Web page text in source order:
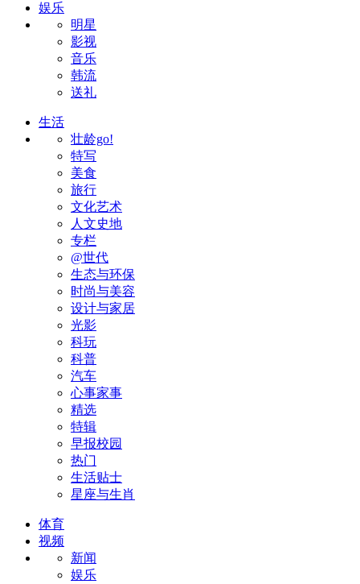
娱乐
明星
影视
音乐
韩流
送礼
生活
壮龄go!
特写
美食
旅行
文化艺术
人文史地
专栏
@世代
生态与环保
时尚与美容
设计与家居
光影
科玩
科普
汽车
心事家事
精选
特辑
早报校园
热门
生活贴士
星座与生肖
体育
视频
新闻
娱乐